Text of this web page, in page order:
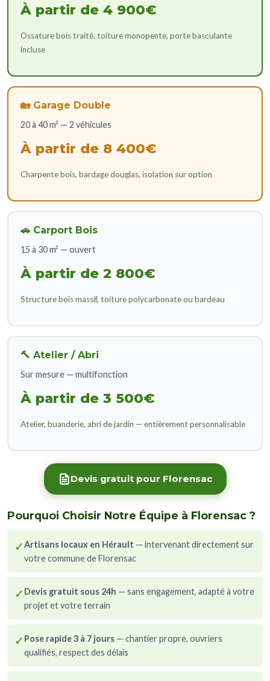
À partir de 4 900€
Ossature bois traité, toiture monopente, porte basculante
incluse
🏡 Garage Double
20 à 40 m² — 2 véhicules
À partir de 8 400€
Charpente bois, bardage douglas, isolation sur option
🚗 Carport Bois
15 à 30 m² — ouvert
À partir de 2 800€
Structure bois massif, toiture polycarbonate ou bardeau
🔨 Atelier / Abri
Sur mesure — multifonction
À partir de 3 500€
Atelier, buanderie, abri de jardin — entièrement personnalisable
Devis gratuit pour Florensac
Pourquoi Choisir Notre Équipe à Florensac ?
✓Artisans locaux en Hérault — intervenant directement sur
votre commune de Florensac
✓ Devis gratuit sous 24h — sans engagement, adapté à votre
projet et votre terrain
✓ Pose rapide 3 à 7 jours — chantier propre, ouvriers
qualifiés, respect des délais